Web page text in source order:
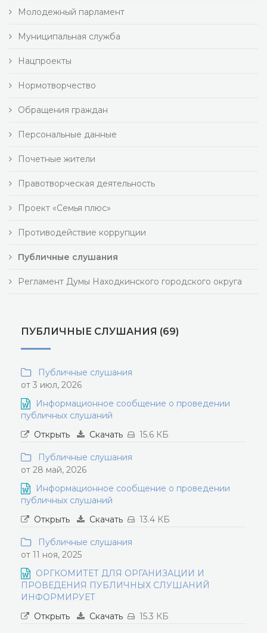
Молодежный парламент
Муниципальная служба
Нацпроекты
Нормотворчество
Обращения граждан
Персональные данные
Почетные жители
Правотворческая деятельность
Проект «Семья плюс»
Противодействие коррупции
Публичные слушания
Регламент Думы Находкинского городского округа
ПУБЛИЧНЫЕ СЛУШАНИЯ (69)
Публичные слушания
от 3 июл, 2026
Информационное сообщение о проведении
публичных слушаний
Открыть
Скачать 15.6 КБ
Публичные слушания
от 28 май, 2026
Информационное сообщение о проведении
публичных слушаний
Открыть
Скачать 13.4 КБ
Публичные слушания
от 11 ноя, 2025
ОРГКОМИТЕТ ДЛЯ ОРГАНИЗАЦИИ И
ПРОВЕДЕНИЯ ПУБЛИЧНЫХ СЛУШАНИЙ
ИНФОРМИРУЕТ
Открыть
Скачать 15.3 КБ